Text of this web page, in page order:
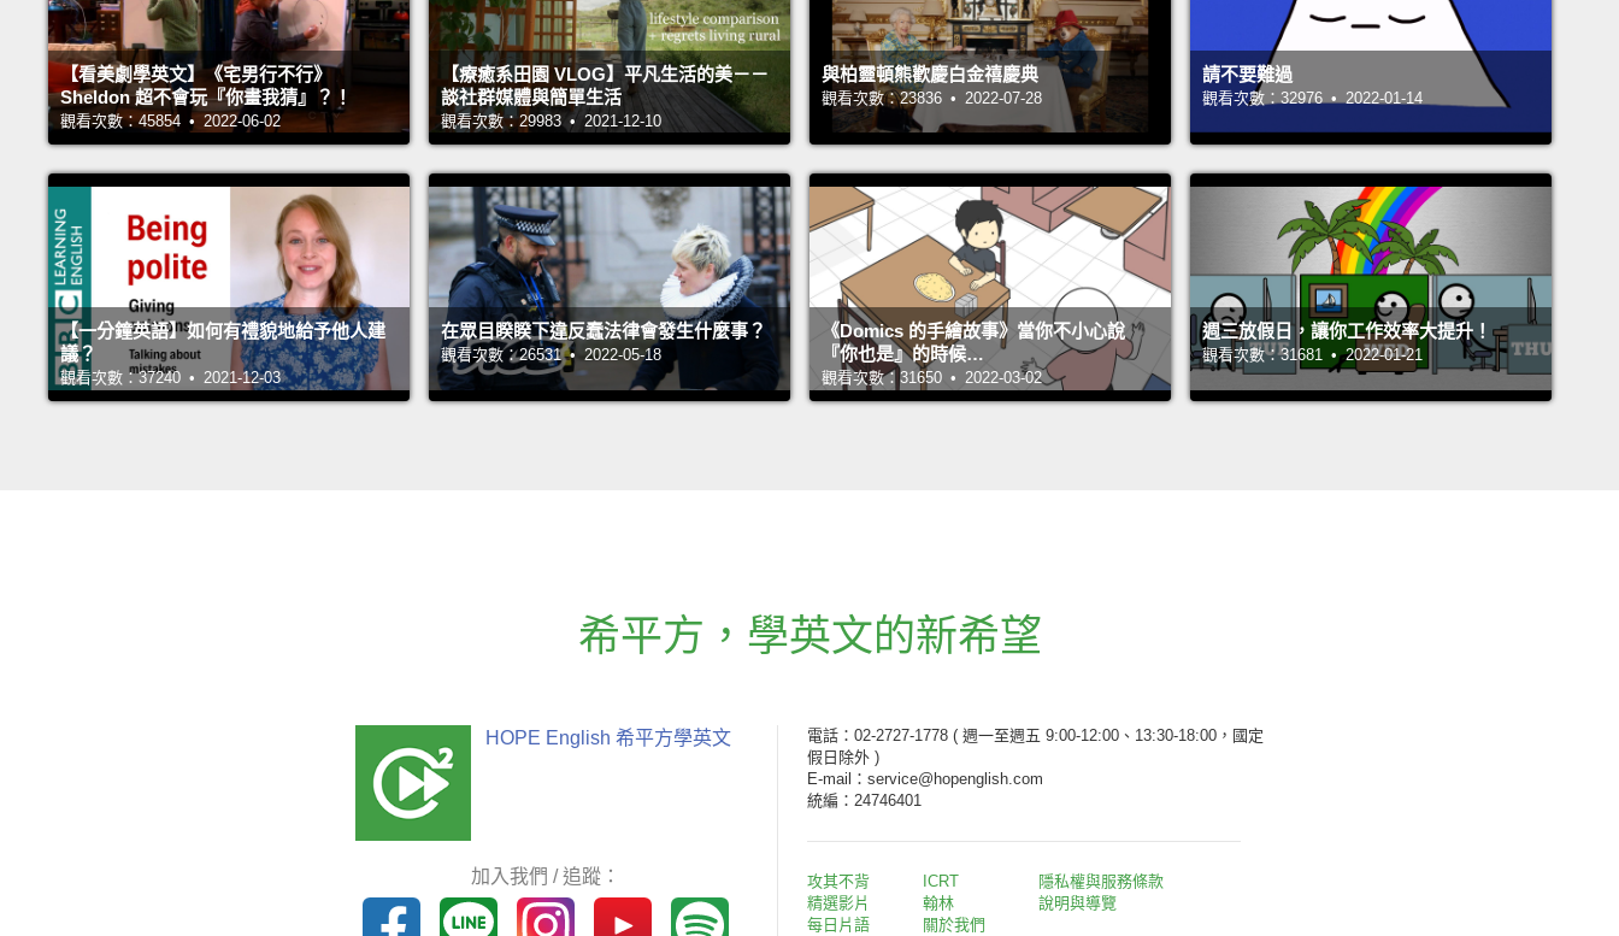
【看美劇學英文】《宅男行不行》
Sheldon 超不會玩『你畫我猜』？！
觀看次數：45854 • 2022-06-02
【療癒系田園 VLOG】平凡生活的美－－
談社群媒體與簡單生活
觀看次數：29983 • 2021-12-10
與柏靈頓熊歡慶白金禧慶典
觀看次數：23836 • 2022-07-28
請不要難過
觀看次數：32976 • 2022-01-14
【一分鐘英語】如何有禮貌地給予他人建
議？
觀看次數：37240 • 2021-12-03
在眾目睽睽下違反蠢法律會發生什麼事？
觀看次數：26531 • 2022-05-18
《Domics 的手繪故事》當你不小心說
『你也是』的時候…
觀看次數：31650 • 2022-03-02
週三放假日，讓你工作效率大提升！
觀看次數：31681 • 2022-01-21
希平方 ， 學英文的新希望
HOPE English 希平方學英文
加入我們 / 追蹤：
電話：02-2727-1778 ( 週一至週五 9:00-12:00、13:30-18:00，國定
假日除外 )
E-mail：service@hopenglish.com
統編：24746401
攻其不背
精選影片
每日片語
ICRT
翰林
關於我們
隱私權與服務條款
說明與導覽